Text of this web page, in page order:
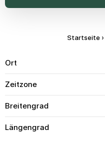
Startseite ›
Ort
Zeitzone
Breitengrad
Längengrad